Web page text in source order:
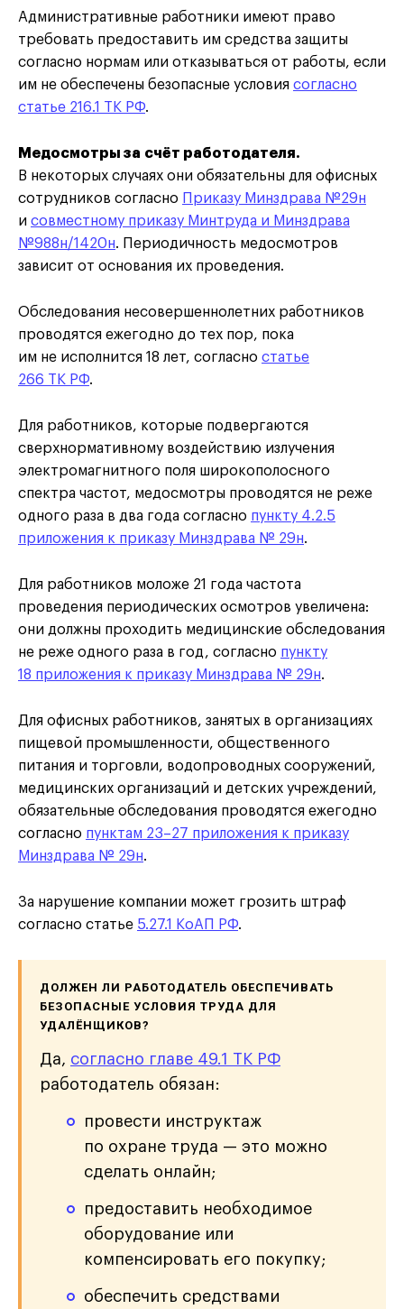
Административные работники имеют право
требовать предоставить им средства защиты
согласно нормам или отказываться от работы, если
им не обеспечены безопасные условия согласно
статье 216.1 ТК РФ.
Медосмотры за счёт работодателя.
В некоторых случаях они обязательны для офисных
сотрудников согласно Приказу Минздрава №29н
и совместному приказу Минтруда и Минздрава
№988н/1420н. Периодичность медосмотров
зависит от основания их проведения.
Обследования несовершеннолетних работников
проводятся ежегодно до тех пор, пока
им не исполнится 18 лет, согласно статье
266 ТК РФ.
Для работников, которые подвергаются
сверхнормативному воздействию излучения
электромагнитного поля широкополосного
спектра частот, медосмотры проводятся не реже
одного раза в два года согласно пункту 4.2.5
приложения к приказу Минздрава № 29н.
Для работников моложе 21 года частота
проведения периодических осмотров увеличена:
они должны проходить медицинские обследования
не реже одного раза в год, согласно пункту
18 приложения к приказу Минздрава № 29н.
Для офисных работников, занятых в организациях
пищевой промышленности, общественного
питания и торговли, водопроводных сооружений,
медицинских организаций и детских учреждений,
обязательные обследования проводятся ежегодно
согласно пунктам 23–27 приложения к приказу
Минздрава № 29н.
За нарушение компании может грозить штраф
согласно статье 5.27.1 КоАП РФ.
ДОЛЖЕН ЛИ РАБОТОДАТЕЛЬ ОБЕСПЕЧИВАТЬ
БЕЗОПАСНЫЕ УСЛОВИЯ ТРУДА ДЛЯ
УДАЛЁНЩИКОВ?
Да, согласно главе 49.1 ТК РФ
работодатель обязан:
провести инструктаж
по охране труда — это можно
сделать онлайн;
предоставить необходимое
оборудование или
компенсировать его покупку;
обеспечить средствами